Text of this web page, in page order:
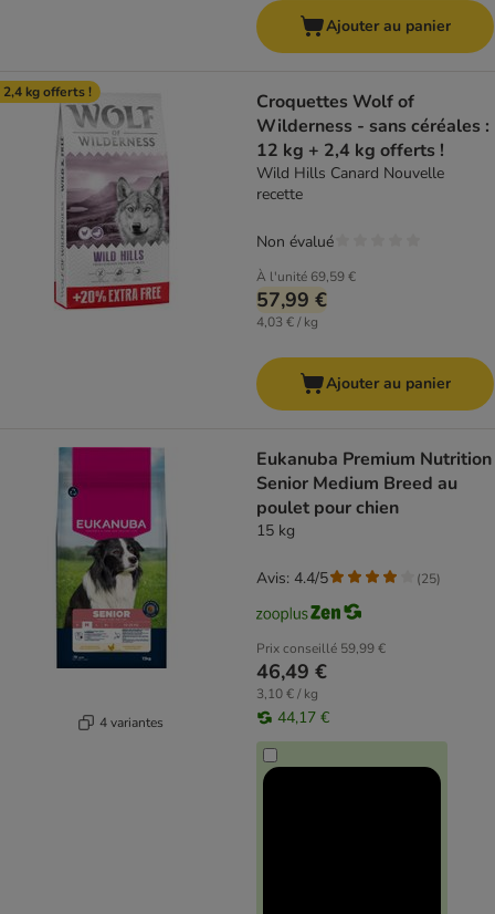
Ajouter au panier
2,4 kg offerts !
Croquettes Wolf of
Wilderness - sans céréales :
12 kg + 2,4 kg offerts !
Wild Hills Canard Nouvelle
recette
À l'unité 69,59 €
57,99 €
4,03 € / kg
Non évalué
Ajouter au panier
4 variantes
Eukanuba Premium Nutrition
Senior Medium Breed au
poulet pour chien
15 kg
Prix conseillé 59,99 €
46,49 €
3,10 € / kg
44,17 €
Avis: 4.4/5 (25)